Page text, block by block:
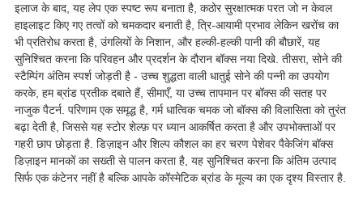
इलाज के बाद, यह लेप एक स्पष्ट रूप बनाता है, कठोर सुरक्षात्मक परत जो न केवल
हाइलाइट किए गए तत्वों को चमकदार बनाती है, त्रि-आयामी प्रभाव लेकिन खरोंच का
भी प्रतिरोध करता है, उंगलियों के निशान, और हल्की-हल्की पानी की बौछारें, यह
सुनिश्चित करना कि परिवहन और प्रदर्शन के दौरान बॉक्स नया दिखे. तीसरा, सोने की
स्टैम्पिंग अंतिम स्पर्श जोड़ती है - उच्च शुद्धता वाली धातुई सोने की पन्नी का उपयोग
करके, हम ब्रांड प्रतीक दबाते हैं, सीमाएँ, या उच्च तापमान पर बॉक्स की सतह पर
नाजुक पैटर्न. परिणाम एक समृद्ध है, गर्म धात्विक चमक जो बॉक्स की विलासिता को तुरंत
बढ़ा देती है, जिससे यह स्टोर शेल्फ़ पर ध्यान आकर्षित करता है और उपभोक्ताओं पर
गहरी छाप छोड़ता है. डिज़ाइन और शिल्प कौशल का हर चरण पेशेवर पैकेजिंग बॉक्स
डिज़ाइन मानकों का सख्ती से पालन करता है, यह सुनिश्चित करना कि अंतिम उत्पाद
सिर्फ एक कंटेनर नहीं है बल्कि आपके कॉस्मेटिक ब्रांड के मूल्य का एक दृश्य विस्तार है.